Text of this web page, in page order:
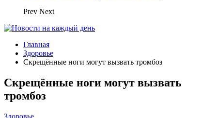
Prev Next
Главная
Здоровье
Скрещённые ноги могут вызвать тромбоз
Скрещённые ноги могут вызвать
тромбоз
Здоровье